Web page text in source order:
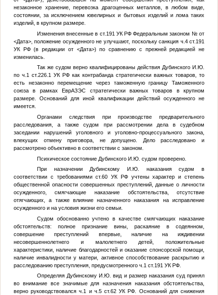
незаконное хранение, перевозка драгоценных металлов, в любом виде,
состоянии, за исключением ювелирных и бытовых изделий и лома таких
изделий, в крупном размере.
Изменения внесенные в ст.191 УК РФ Федеральным законом №от
<Дата>, положение осужденного не улучшают, поскольку санкция ч.4 ст.191
УК РФ (в редакции от <Дата>) по сравнению с прежней редакцией не
изменилась.
Так же судом верно квалифицированы действия Дубинского И.Ю.
по ч.1 ст.226.1 УК РФ как контрабанда стратегически важных товаров, то
есть незаконно перемещение через таможенную границу Таможенного
союза в рамках ЕврАЗЭС стратегически важных товаров в крупном
размере. Оснований для иной квалификации действий осужденного не
имеется.
Органами следствия при производстве предварительного
расследования, а также судом при рассмотрении дела в судебном
заседании нарушений уголовного и уголовно-процессуального закона,
влекущих отмену приговора, не допущено. Дело расследовано и
рассмотрено объективно в соответствии с законом.
Психическое состояние Дубинского И.Ю. судом проверено.
При назначении Дубинскому И.Ю. наказания судом в
соответствии с требованиями ст.60 УК РФ учтены характер и степень
общественной опасности совершенных преступлений, данные о личности
осужденного, смягчающие наказание обстоятельства, отсутствие
отягчающих, а также влияние назначенного наказания на исправление
осужденного и на условия жизни его семьи.
Судом обоснованно учтено в качестве смягчающих наказание
обстоятельств: полное признание вины, раскаяние в содеянном,
совершение преступлений впервые, наличие на иждивении
несовершеннолетнего и малолетнего детей, положительные
характеристики, наличие благодарностей и оказание спонсорской помощи,
наличие инвалидности у матери, активное способствование раскрытию и
расследованию преступления, предусмотренного ч.1 ст.191 УК РФ.
Определяя Дубинскому И.Ю. вид и размер наказания суд принял
во внимание все значимые для назначения наказания обстоятельства,
верно руководствовался ч.1 и ч.5 ст.62 УК РФ. Оснований для снижения